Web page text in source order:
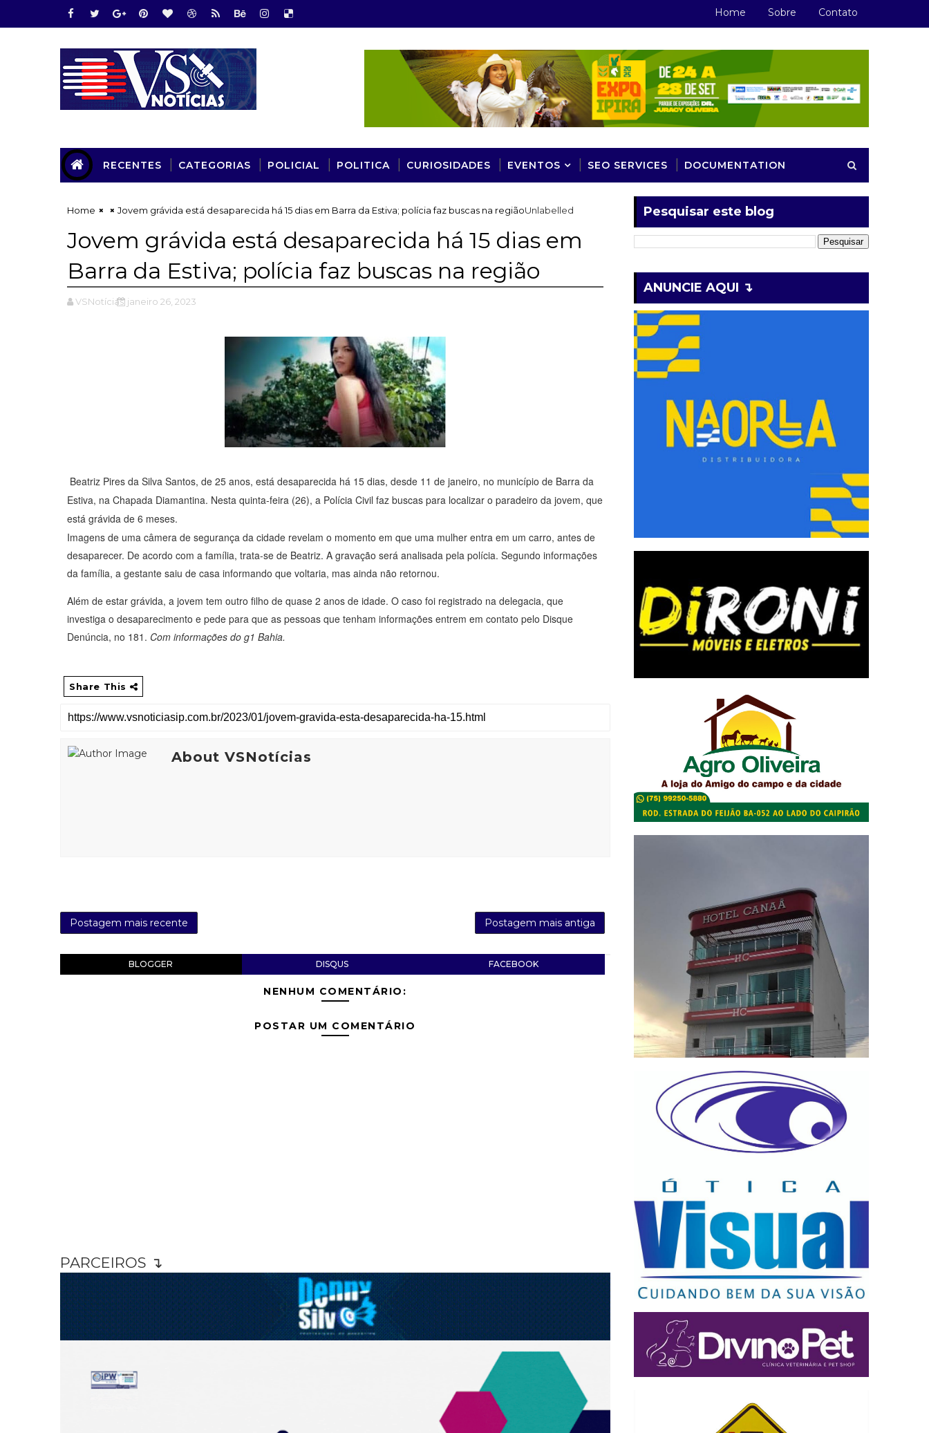
Home Sobre Contato
RECENTES CATEGORIAS POLICIAL POLITICA CURIOSIDADES EVENTOS SEO SERVICES DOCUMENTATION
Home Unlabelled
Jovem grávida está desaparecida há 15 dias em Barra da Estiva; polícia faz buscas na região
Jovem grávida está desaparecida há 15 dias em
Barra da Estiva; polícia faz buscas na região
VSNotícias janeiro 26, 2023
Beatriz Pires da Silva Santos, de 25 anos, está desaparecida há 15 dias, desde 11 de janeiro, no município de Barra da
Estiva, na Chapada Diamantina. Nesta quinta-feira (26), a Polícia Civil faz buscas para localizar o paradeiro da jovem, que
está grávida de 6 meses.
Imagens de uma câmera de segurança da cidade revelam o momento em que uma mulher entra em um carro, antes de
desaparecer. De acordo com a família, trata-se de Beatriz. A gravação será analisada pela polícia. Segundo informações
da família, a gestante saiu de casa informando que voltaria, mas ainda não retornou.
Além de estar grávida, a jovem tem outro filho de quase 2 anos de idade. O caso foi registrado na delegacia, que
investiga o desaparecimento e pede para que as pessoas que tenham informações entrem em contato pelo Disque
Denúncia, no 181. Com informações do g1 Bahia.
Share This
About VSNotícias
Postagem mais recente Postagem mais antiga
BLOGGER DISQUS FACEBOOK
NENHUM COMENTÁRIO:
POSTAR UM COMENTÁRIO
PARCEIROS ↴
Pesquisar este blog
ANUNCIE AQUI ↴